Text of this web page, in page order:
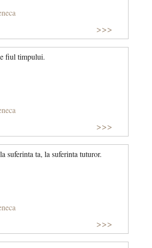
>>>
fiul timpului.
>>>
suferinta ta, la suferinta tuturor.
>>>